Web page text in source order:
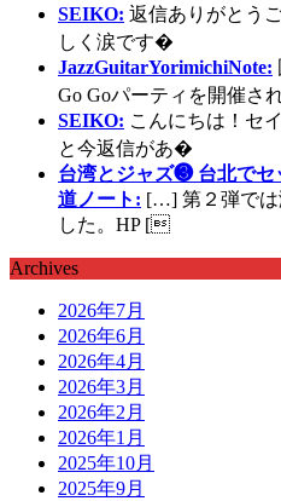
SEIKO: 返信ありがとう
しく涙です�
JazzGuitarYorimichiNote:
Go Goパーティを開催さ
SEIKO: こんにちは！セ
と今返信があ�
台湾とジャズ❸ 台北でセ
道ノート: […] 第２弾では
した。HP [
Archives
2026年7月
2026年6月
2026年4月
2026年3月
2026年2月
2026年1月
2025年10月
2025年9月